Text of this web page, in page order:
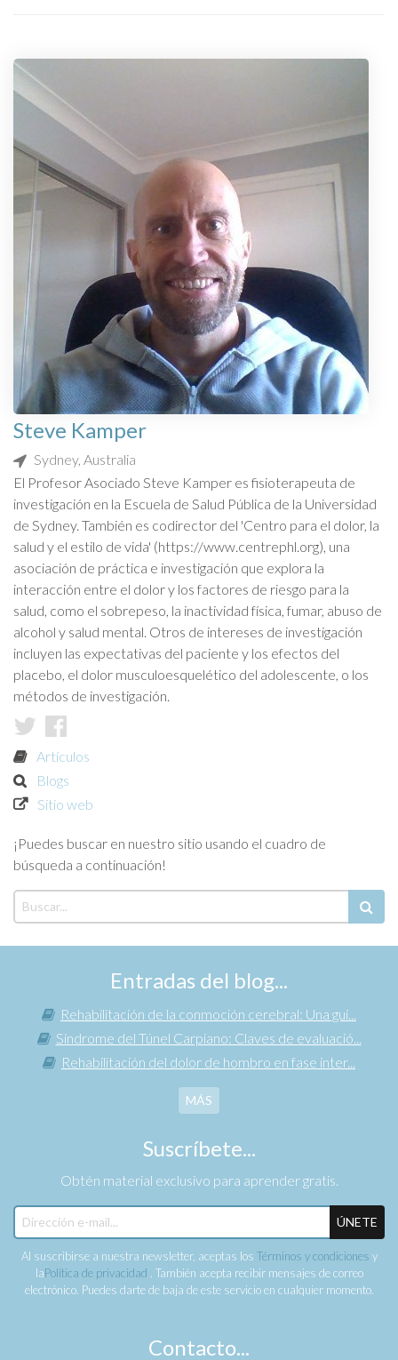
Steve Kamper
Sydney, Australia
El Profesor Asociado Steve Kamper es fisioterapeuta de
investigación en la Escuela de Salud Pública de la Universidad
de Sydney. También es codirector del 'Centro para el dolor, la
salud y el estilo de vida' (https://www.centrephl.org), una
asociación de práctica e investigación que explora la
interacción entre el dolor y los factores de riesgo para la
salud, como el sobrepeso, la inactividad física, fumar, abuso de
alcohol y salud mental. Otros de intereses de investigación
incluyen las expectativas del paciente y los efectos del
placebo, el dolor musculoesquelético del adolescente, o los
métodos de investigación.
Artículos
Blogs
Sitio web
¡Puedes buscar en nuestro sitio usando el cuadro de
búsqueda a continuación!
Entradas del blog...
Rehabilitación de la conmoción cerebral: Una guí...
Síndrome del Túnel Carpiano: Claves de evaluació...
Rehabilitación del dolor de hombro en fase inter...
MÁS
Suscríbete...
Obtén material exclusivo para aprender gratis.
ÚNETE
Al suscribirse a nuestra newsletter, aceptas los Términos y condiciones y
laPolítica de privacidad
. También acepta recibir mensajes de correo
electrónico. Puedes darte de baja de este servicio en cualquier momento.
Contacto...